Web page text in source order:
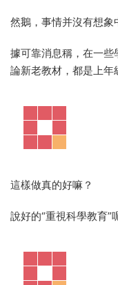
然鵝，事情并沒有想象
據可靠消息稱，在一
論新老教材，都是上年
這樣做真的好嘛？
說好的“重視科學教育”